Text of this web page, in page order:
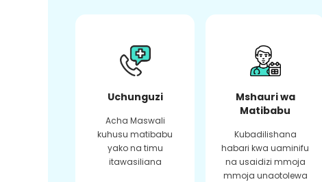
Uchunguzi
Acha Maswali
kuhusu matibabu
yako na timu
itawasiliana
Mshauri wa
Matibabu
Kubadilishana
habari kwa uaminifu
na usaidizi mmoja
mmoja unaotolewa